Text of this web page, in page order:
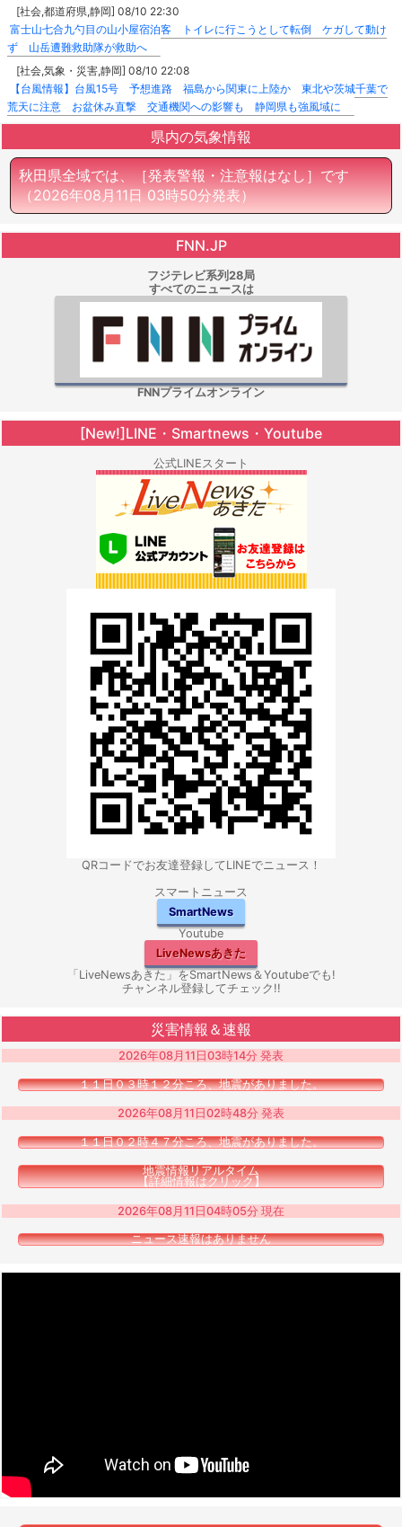
[社会,都道府県,静岡] 08/10 22:30
富士山七合九勺目の山小屋宿泊客 トイレに行こうとして転倒 ケガして動け
ず 山岳遭難救助隊が救助へ
[社会,気象・災害,静岡] 08/10 22:08
【台風情報】台風15号 予想進路 福島から関東に上陸か 東北や茨城千葉で
荒天に注意 お盆休み直撃 交通機関への影響も 静岡県も強風域に
県内の気象情報
秋田県全域では、［発表警報・注意報はなし］です
（2026年08月11日 03時50分発表）
FNN.JP
フジテレビ系列28局
すべてのニュースは
FNNプライムオンライン
[New!]LINE・Smartnews・Youtube
公式LINEスタート
QRコードでお友達登録してLINEでニュース！
スマートニュース
SmartNews
Youtube
LiveNewsあきた
「LiveNewsあきた」をSmartNews＆Youtubeでも!
チャンネル登録してチェック!!
災害情報＆速報
2026年08月11日03時14分 発表
１１日０３時１２分ころ、地震がありました。
2026年08月11日02時48分 発表
１１日０２時４７分ころ、地震がありました。
地震情報リアルタイム
【詳細情報はクリック】
2026年08月11日04時05分 現在
ニュース速報はありません